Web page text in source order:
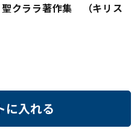
聖クララ著作集 （キリス
に入れる